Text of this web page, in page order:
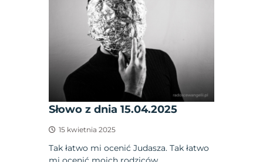
Słowo z dnia 15.04.2025
15 kwietnia 2025
Tak łatwo mi ocenić Judasza. Tak łatwo